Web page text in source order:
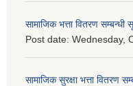
सामाजिक भत्ता वितरण सम्बन्धी
Post date: Wednesday,
सामाजिक सुरक्षा भत्ता वितरण